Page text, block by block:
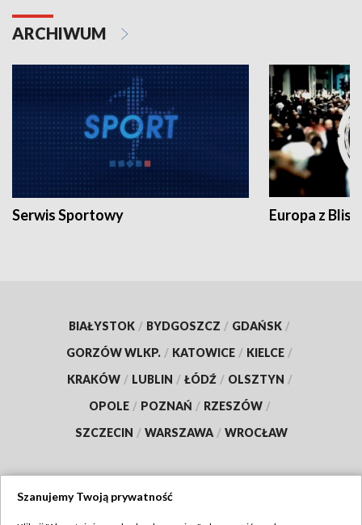
ARCHIWUM
Serwis Sportowy Europa z
BIAŁYSTOK / BYDGOSZCZ / GDAŃSK /
GORZÓW WLKP. / KATOWICE / KIELCE /
KRAKÓW / LUBLIN / ŁÓDŹ / OLSZTYN /
OPOLE / POZNAŃ / RZESZÓW /
SZCZECIN / WARSZAWA / WROCŁAW
Szanujemy Twoją prywatność